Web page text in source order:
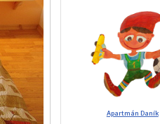
Apartmán Daník